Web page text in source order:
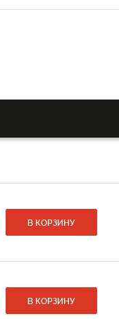
В КОРЗИНУ
В КОРЗИНУ